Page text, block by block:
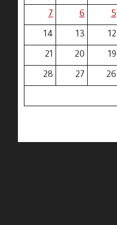
5
6
7
12
13
14
19
20
21
26
27
28